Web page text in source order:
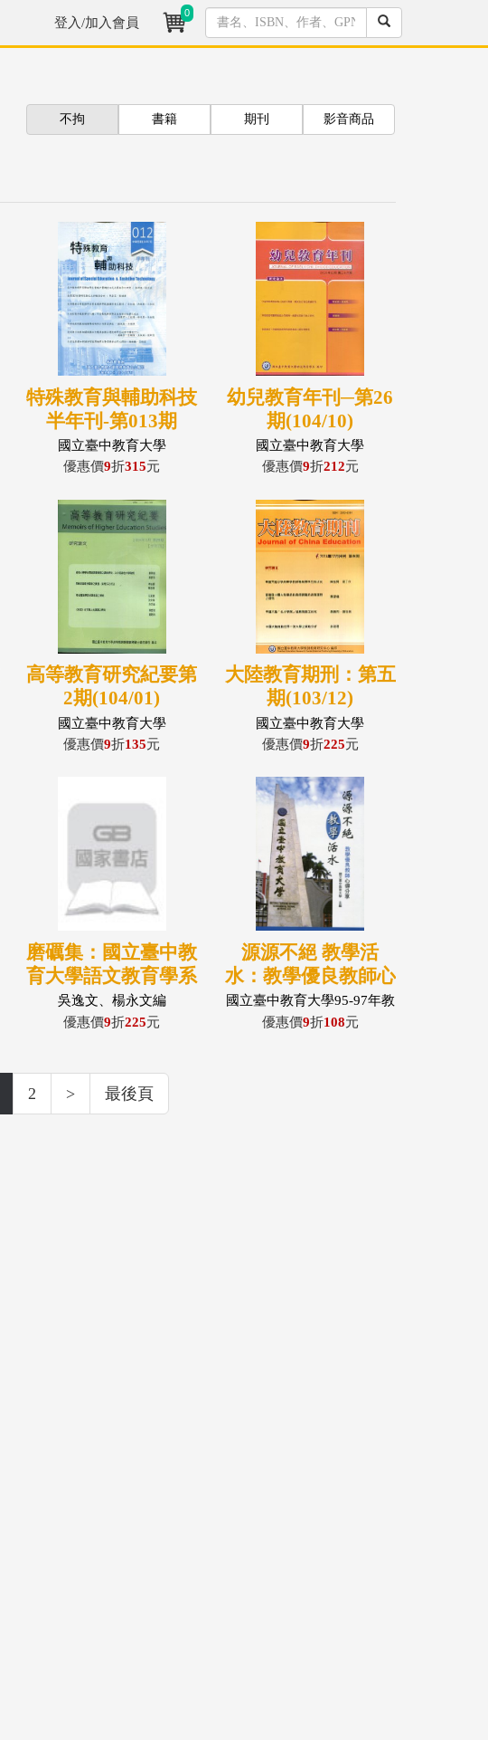
登入/加入會員
0
不拘 書籍 期刊 影音商品
特殊教育與輔助科技
半年刊-第013期
(104/12)
國立臺中教育大學
優惠價9折315元
幼兒教育年刊─第26
期(104/10)
國立臺中教育大學
優惠價9折212元
高等教育研究紀要第
2期(104/01)
國立臺中教育大學
優惠價9折135元
大陸教育期刑：第五
期(103/12)
國立臺中教育大學
優惠價9折225元
磨礪集：國立臺中教
育大學語文教育學系
100級書法展專輯
吳逸文、楊永文編
優惠價9折225元
源源不絕 教學活
水：教學優良教師心
得分享
國立臺中教育大學95-97年教
學傑出及優良教師合著
優惠價9折108元
2 > 最後頁